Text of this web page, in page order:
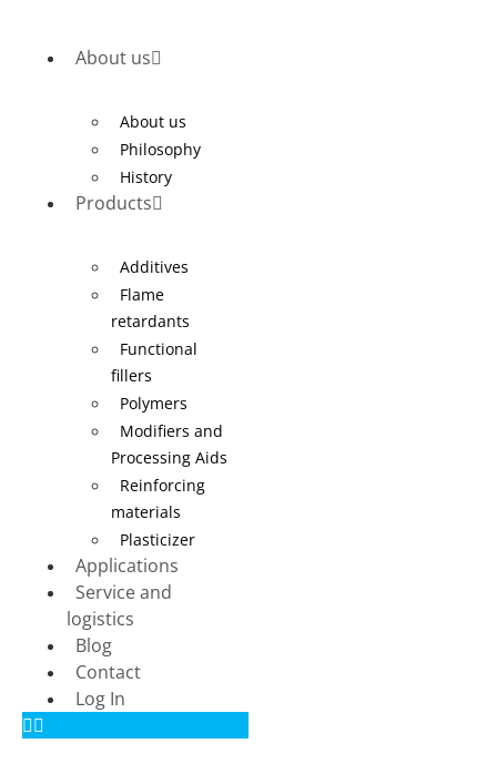
About us
About us
Philosophy
History
Products
Additives
Flame
retardants
Functional
fillers
Polymers
Modifiers and
Processing Aids
Reinforcing
materials
Plasticizer
Applications
Service and
logistics
Blog
Contact
Log In